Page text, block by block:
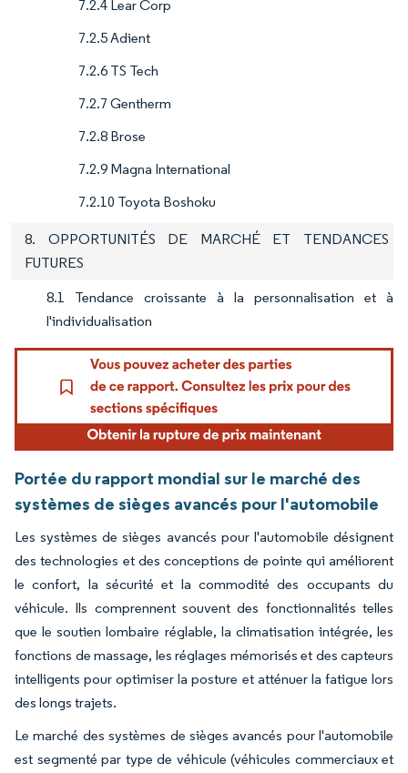
7.2.4 Lear Corp
7.2.5 Adient
7.2.6 TS Tech
7.2.7 Gentherm
7.2.8 Brose
7.2.9 Magna International
7.2.10 Toyota Boshoku
8. OPPORTUNITÉS DE MARCHÉ ET TENDANCES
FUTURES
8.1 Tendance croissante à la personnalisation et à
l'individualisation
Portée du rapport mondial sur le marché des
systèmes de sièges avancés pour l'automobile
Les systèmes de sièges avancés pour l'automobile désignent
des technologies et des conceptions de pointe qui améliorent
le confort, la sécurité et la commodité des occupants du
véhicule. Ils comprennent souvent des fonctionnalités telles
que le soutien lombaire réglable, la climatisation intégrée, les
fonctions de massage, les réglages mémorisés et des capteurs
intelligents pour optimiser la posture et atténuer la fatigue lors
des longs trajets.
Le marché des systèmes de sièges avancés pour l'automobile
est segmenté par type de véhicule (véhicules commerciaux et